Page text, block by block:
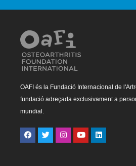
OAFI és la Fundació Internacional de
fundació adreçada exclusivament a
mundial.